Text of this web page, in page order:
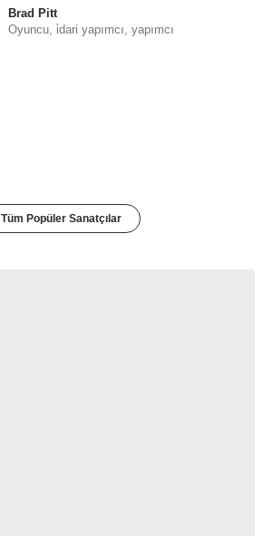
Brad Pitt
Oyuncu, i̇dari yapımcı, yapımcı
Tüm Popüler Sanatçılar